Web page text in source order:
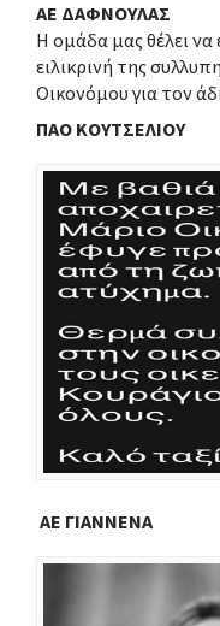
ΑΕ ΔΑΦΝΟΥΛΑΣ
Η ομάδα μας θέλει να
ειλικρινή της
Οικονόμου για τον
ΠΑΟ ΚΟΥΤΣΕΛΙΟΥ
ΑΕ ΓΙΑΝΝΕΝΑ